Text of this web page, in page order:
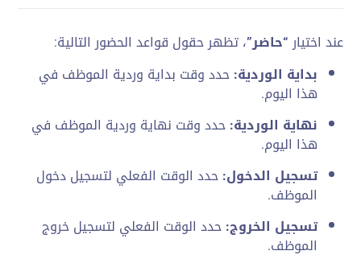
عند اختيار“حاضر”، تظهر حقول قواعد الحضور التالية:
بداية الوردية:حدد وقت بداية وردية الموظف في
هذا اليوم.
نهاية الوردية:حدد وقت نهاية وردية الموظف في
هذا اليوم.
تسجيل الدخول: حدد الوقت الفعلي لتسجيل دخول
الموظف.
تسجيل الخروج:حدد الوقت الفعلي لتسجيل خروج
الموظف.